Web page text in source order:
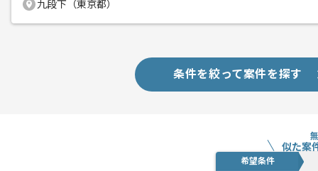
九段下（東京都）
条件を絞って案件を探す
似た案
希望条件